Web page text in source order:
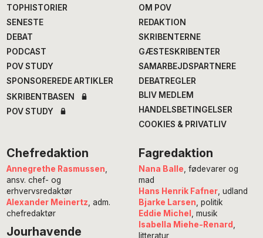
TOPHISTORIER
SENESTE
DEBAT
PODCAST
POV STUDY
SPONSOREREDE ARTIKLER
SKRIBENTBASEN
POV STUDY
OM POV
REDAKTION
SKRIBENTERNE
GÆSTESKRIBENTER
SAMARBEJDSPARTNERE
DEBATREGLER
BLIV MEDLEM
HANDELSBETINGELSER
COOKIES & PRIVATLIV
Chefredaktion
Annegrethe Rasmussen
ansv. chef- og
erhvervsredaktør
Alexander Meinertz , adm.
chefredaktør
Jourhavende
Fagredaktion
Nana Balle , fødevarer og
mad
Hans Henrik Fafner, udland
Bjarke Larsen , politik
Eddie Michel
, musik
Isabella Miehe-Renard
litteratur